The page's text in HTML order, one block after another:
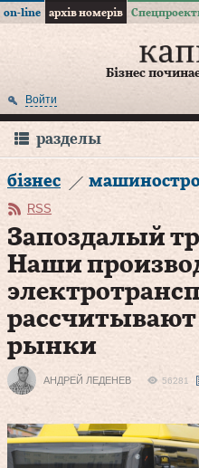
on-line архів номерів
Бізнес
Войти
разделы
бізнес
RSS
Запоздалый
Наши
рынки
АНДРЕЙ ЛЕДЕНЕВ 56281